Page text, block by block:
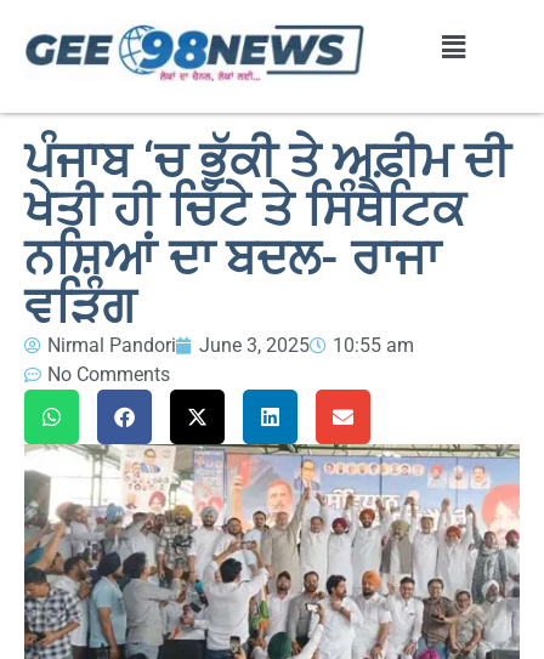
ਪੰਜਾਬ ‘ਚ ਭੁੱਕੀ ਤੇ ਅਫ਼ੀਮ ਦੀ
ਖੇਤੀ ਹੀ ਚਿੱਟੇ ਤੇ ਸਿੰਥੈਟਿਕ
ਨਸ਼ਿਆਂ ਦਾ ਬਦਲ- ਰਾਜਾ
ਵੜਿੰਗ
Nirmal Pandori June 3, 2025
10:55 am
No Comments